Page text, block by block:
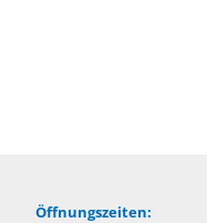
Öffnungszeiten: